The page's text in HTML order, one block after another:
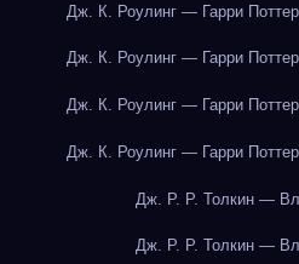
Дж. К. Роулинг — Гарри
Дж. К. Роулинг — Гарри
Дж. К. Роулинг — Гарри
Дж. К. Роулинг — Гарри
Дж. Р. Р. Толкин —
Дж. Р. Р. Толкин —